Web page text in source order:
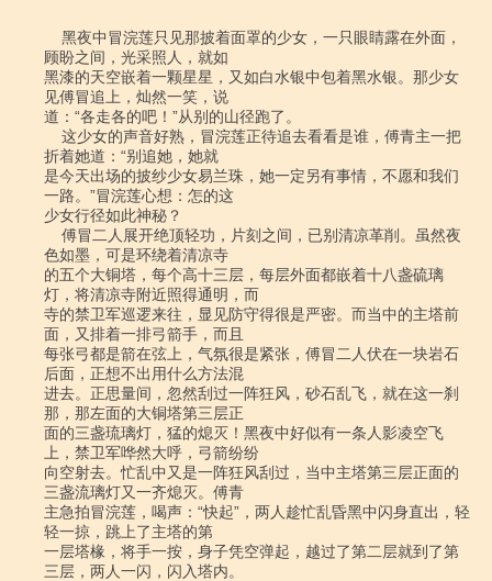
顾盼之间，光采照人，就如
黑漆的天空嵌着一颗星星，又如白水银中包着黑水银。那少女
见傅冒追上，灿然一笑，说
道：“各走各的吧！”从别的山径跑了。
折着她道：“别追她，她就
是今天出场的披纱少女易兰珠，她一定另有事情，不愿和我们
一路。”冒浣莲心想：怎的这
少女行径如此神秘？
色如墨，可是环绕着清凉寺
的五个大铜塔，每个高十三层，每层外面都嵌着十八盏硫璃
灯，将清凉寺附近照得通明，而
寺的禁卫军巡逻来往，显见防守得很是严密。而当中的主塔前
面，又排着一排弓箭手，而且
每张弓都是箭在弦上，气氛很是紧张，傅冒二人伏在一块岩石
后面，正想不出用什么方法混
进去。正思量间，忽然刮过一阵狂风，砂石乱飞，就在这一刹
那，那左面的大铜塔第三层正
面的三盏琉璃灯，猛的熄灭！黑夜中好似有一条人影凌空飞
上，禁卫军哗然大呼，弓箭纷纷
向空射去。忙乱中又是一阵狂风刮过，当中主塔第三层正面的
三盏流璃灯又一齐熄灭。傅青
主急拍冒浣莲，喝声：“快起”，两人趁忙乱昏黑中闪身直出，轻
轻一掠，跳上了主塔的第
一层塔椽，将手一按，身子凭空弹起，越过了第二层就到了第
三层，两人一闪，闪入塔内。